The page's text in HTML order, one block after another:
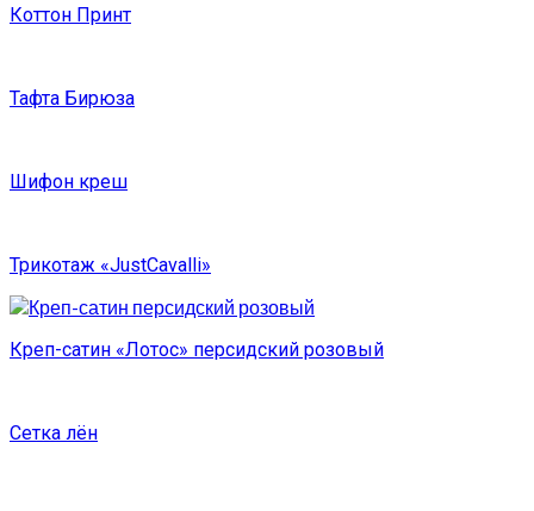
Коттон Принт
Тафта Бирюза
Шифон креш
Трикотаж «JustCavalli»
Креп-сатин «Лотос» персидский розовый
Сетка лён